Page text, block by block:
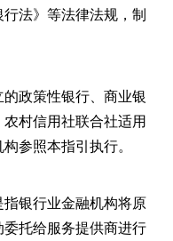
法》等法律法规，制
政策性银行、商业银
村信用社联合社适用
参照本指引执行。
银行业金融机构将原
托给服务提供商进行